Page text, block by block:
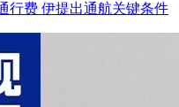
行费 伊提出通航关键条件